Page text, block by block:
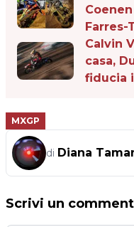
Farres-
Calvin
casa,
fiducia
MXGP
di Diana
Scrivi un